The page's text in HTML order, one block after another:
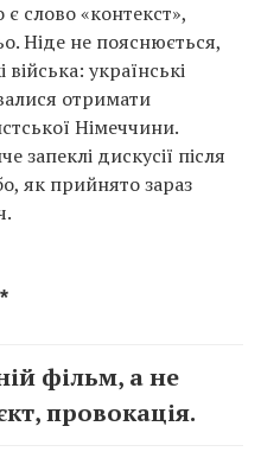
слово «контекст»,
Ніде не пояснюється,
війська: українські
отримати
Німеччини.
запеклі дискусії після
як прийнято зараз
фільм, а не
провокація.